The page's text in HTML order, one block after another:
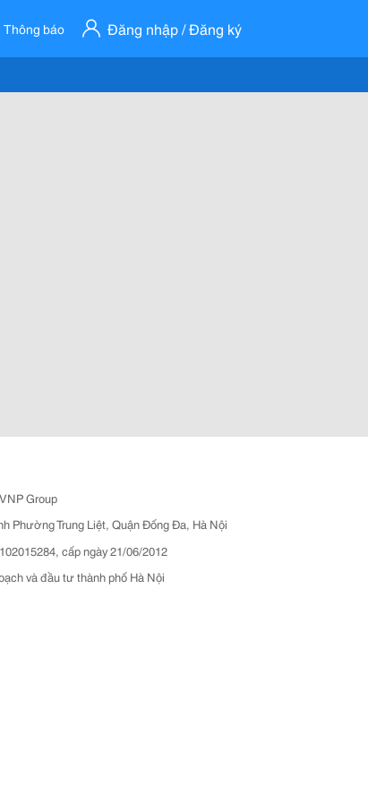
Thông báo Đăng nhập / Đăng ký
Group
Phường Trung Liệt, Quận Đống Đa, Hà Nội
cấp ngày 21/06/2012
và đầu tư thành phố Hà Nội